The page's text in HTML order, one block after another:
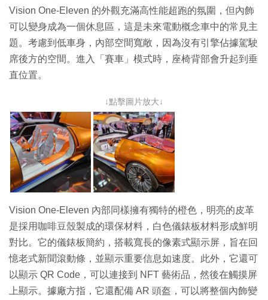
Vision One-Eleven 的外觀充滿高性能超跑的氛圍，但內飾
可以變身成為一個休息區，這是未來電動概念車中的常見主
題。考慮到低車身，內部空間寬敞，因為沒有引擎佔據駕駛
席後方的空間。進入「賽車」模式時，座椅背部會升起到垂
直位置。
↓點擊圖片放大↓
Vision One-Eleven 內部同樣擁有獨特的橙色，明亮的皮革
是採用咖啡豆殼製成的環保材料，白色儀錶板材料形成鮮明
對比。它的儀錶板簡約，搭載寬長的像素式顯示屏，旨在回
憶老式新聞滾動條，並顯示重要信息如速度。此外，它還可
以顯示 QR Code，可以連接到 NFT 藝術品，然後在觸摸屏
上顯示。據廠方指，它還配備 AR 頭盔，可以將整個內飾變